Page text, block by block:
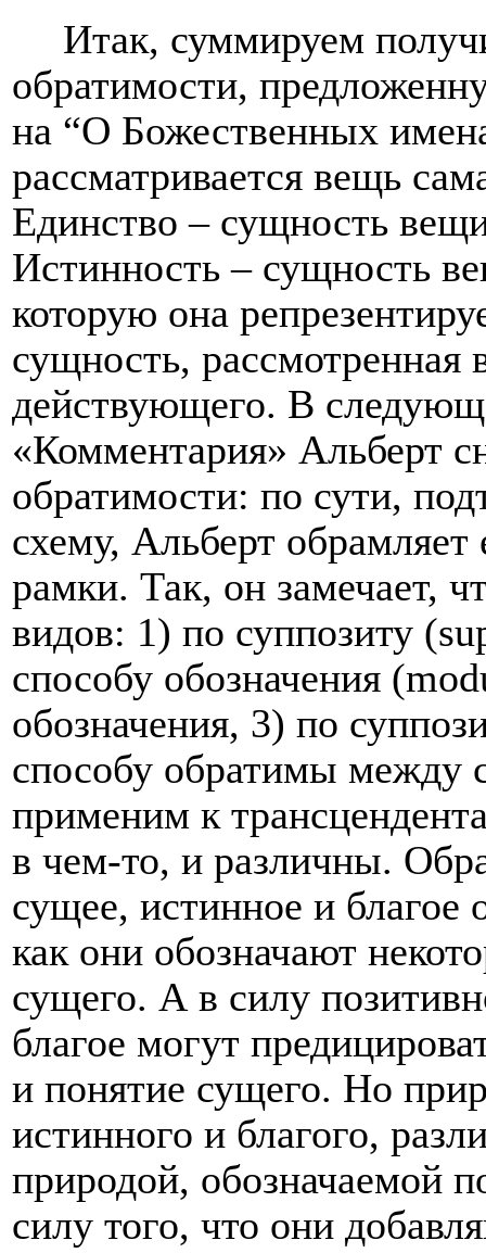
Итак, суммируем
обратимости,
на “О Божественных
рассматривается вещь
Единство – сущность
Истинность – сущность
которую она
сущность,
действующего. В
«Комментария» Альберт
обратимости: по сути,
схему, Альберт
рамки. Так, он замечает,
видов: 1) по суппозиту
способу обозначения
обозначения, 3) по
способу обратимы между
применим к
в чем-то, и различны.
сущее, истинное и благое
как они обозначают
сущего. А в силу
благое могут
и понятие сущего. Но
истинного и благого,
природой, обозначаемой
силу того, что они